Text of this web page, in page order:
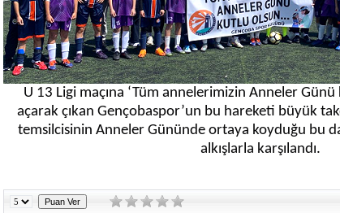
U 13 Ligi maçına ‘Tüm annelerimizin Anneler Günü
açarak çıkan Gençobaspor’un bu hareketi büyük
temsilcisinin Anneler Gününde ortaya koyduğu bu
alkışlarla karşılandı.